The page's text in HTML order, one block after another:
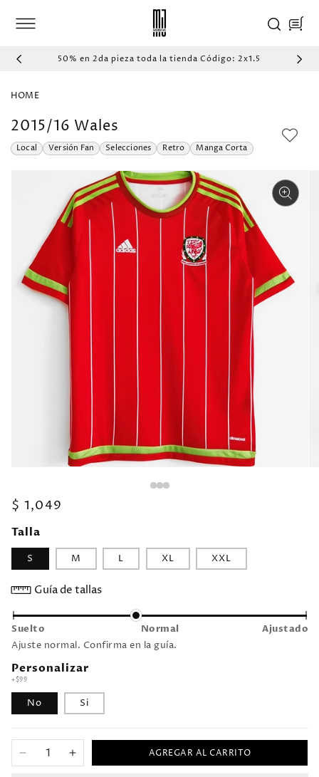
AL CONTENIDO
Carrito
50% en 2da pieza toda la tienda Código: 2x1.5
HOME
2015/16 Wales
Local Versión Fan Selecciones Retro Manga Corta
IR
INFORMACIÓN
DEL PRODUCTO
Precio
habitual
$ 1,049
Talla
S M L XL XXL
Guía de tallas
Suelto Normal Ajustado
Ajuste normal. Confirma en la guía.
Personalizar
+$99
No Si
Reducir
Aumentar
AGREGAR AL CARRITO